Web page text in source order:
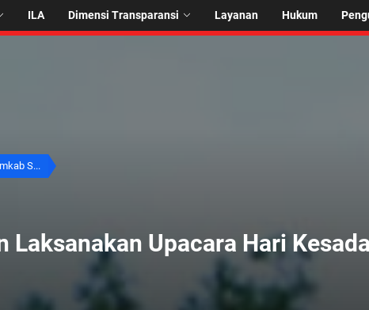
ILA Dimensi Transparansi Layanan Hukum
S...
Laksanakan Upacara Hari